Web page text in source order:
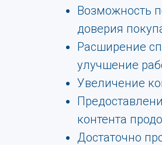
Возможность
доверия
Расширение
улучшение
Увеличение
контента
Достаточно